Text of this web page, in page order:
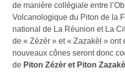
de manière collégiale entre
Volcanologique du Piton de la
national de La Réunion et La
de « Zézèr » et « Zazakèl » ont
nouveaux cônes seront donc
de Piton Zézèr et Piton